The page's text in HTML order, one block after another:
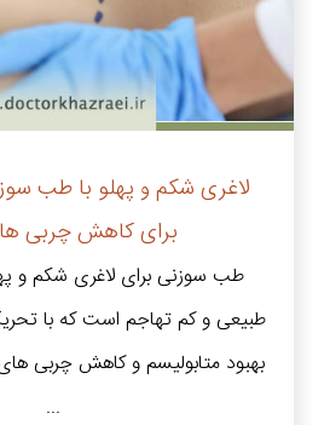
لاغری شکم و پهلو با طب
برای کاهش چربی
طب سوزنی برای لاغری شکم و
طبیعی و کم تهاجم است که با
بهبود متابولیسم و کاهش چربی
...